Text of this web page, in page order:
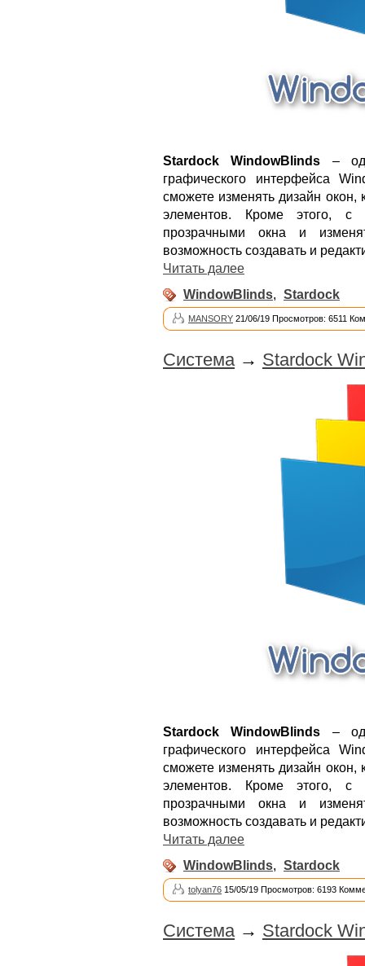
Stardock WindowBlinds –
графического интерфейса
сможете изменять дизайн окон,
элементов. Кроме этого, с
прозрачными окна и
возможность создавать и
Читать далее
WindowBlinds, Stardock
MANSORY 21/06/19 Просмотров: 6511
Система → Stardock
Stardock WindowBlinds –
графического интерфейса
сможете изменять дизайн окон,
элементов. Кроме этого, с
прозрачными окна и
возможность создавать и
Читать далее
WindowBlinds, Stardock
tolyan76 15/05/19 Просмотров: 6193
Система → Stardock